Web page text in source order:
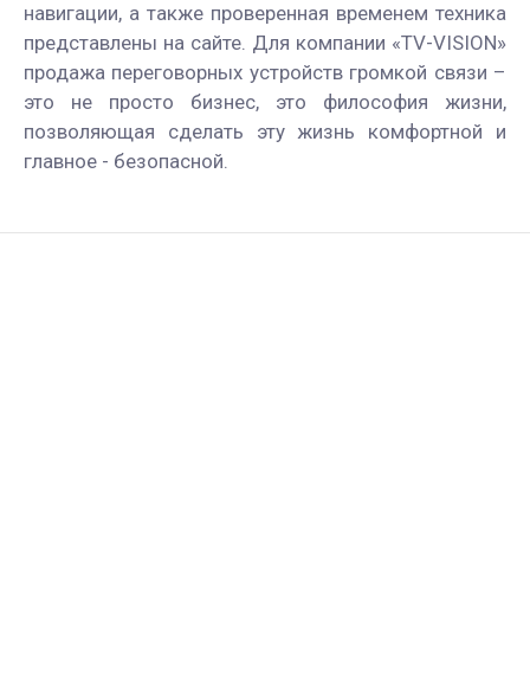
навигации, а также проверенная временем техника
представлены на сайте. Для компании «TV-VISION»
продажа переговорных устройств громкой связи –
это не просто бизнес, это философия жизни,
позволяющая сделать эту жизнь комфортной и
главное - безопасной.